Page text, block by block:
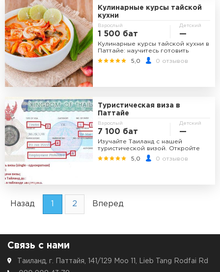
Кулинарные курсы тайской
кухни
Взрослый
1 500 бат
Детский
—
Кулинарные курсы тайской кухни в
Паттайе: научитесь готовить
аутентичные тайские блюда.
5,0 0 отзывов
Туристическая виза в
Паттайе
Взрослый
7 100 бат
Детский
—
Изучайте Таиланд с нашей
туристической визой. Откройте
для себя красоту и культуру Земли
улыбок
5,0 0 отзывов
Назад 2 Вперед
Связь с нами
Таиланд, г. Паттайя, 141/129 Moo 11, Lieb Tang Rodfai Rd